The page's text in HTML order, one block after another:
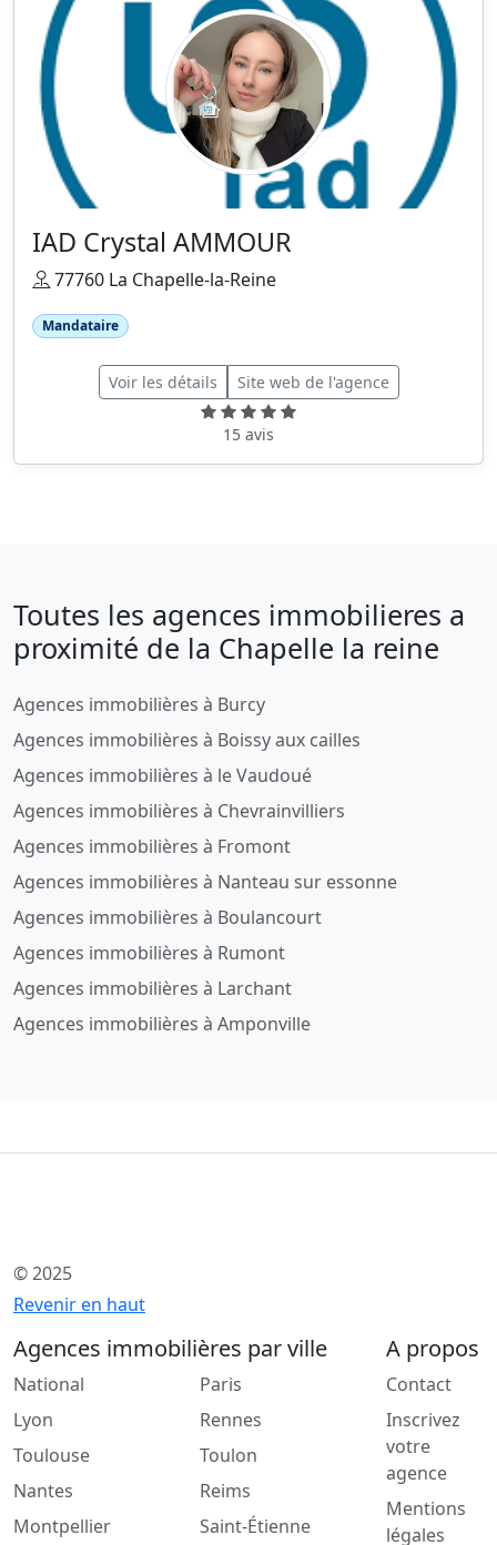
IAD Crystal AMMOUR
77760 La Chapelle-la-Reine
Mandataire
Voir les détails Site web de l'agence
15 avis
Toutes les agences immobilieres a
proximité de la Chapelle la reine
Agences immobilières à Burcy
Agences immobilières à Boissy aux cailles
Agences immobilières à le Vaudoué
Agences immobilières à Chevrainvilliers
Agences immobilières à Fromont
Agences immobilières à Nanteau sur essonne
Agences immobilières à Boulancourt
Agences immobilières à Rumont
Agences immobilières à Larchant
Agences immobilières à Amponville
© 2025
Revenir en haut
Agences immobilières par ville
National
Lyon
Toulouse
Nantes
Montpellier
Paris
Rennes
Toulon
Reims
Saint-Étienne
A propos
Contact
Inscrivez
votre
agence
Mentions
légales